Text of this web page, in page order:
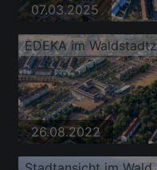
07.03.2025
EDEKA im
26.08.2022